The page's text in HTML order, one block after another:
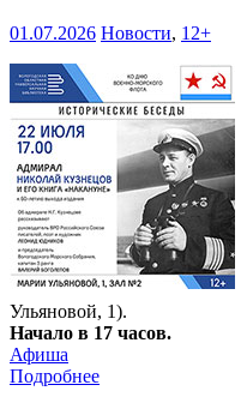
01.07.2026 Новости, 12+
Ульяновой, 1).
Начало в 17 часов.
Афиша
Подробнее